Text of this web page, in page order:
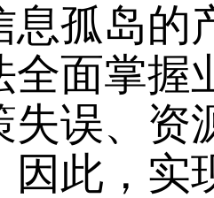
息孤岛的
全面掌握
失误、资
因此，实